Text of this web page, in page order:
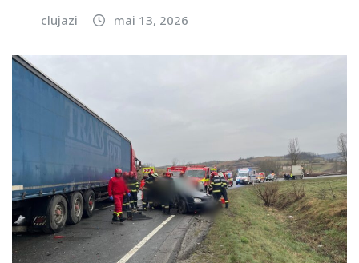
clujazi mai 13, 2026